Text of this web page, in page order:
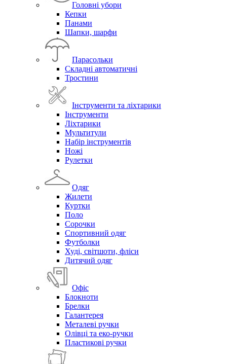
Головні убори
Кепки
Панами
Шапки, шарфи
Парасольки
Складні автоматичні
Тростини
Інструменти та ліхтарики
Інструменти
Ліхтарики
Мультитули
Набір інструментів
Ножі
Рулетки
Одяг
Жилети
Куртки
Поло
Сорочки
Спортивний одяг
Футболки
Худі, світшоти, фліси
Дитячий одяг
Офіс
Блокноти
Брелки
Галантерея
Металеві ручки
Олівці та еко-ручки
Пластикові ручки